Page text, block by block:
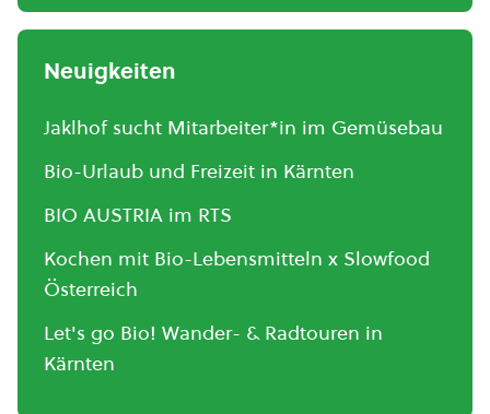
Neuigkeiten
Jaklhof sucht Mitarbeiter*in im Gemüsebau
Bio-Urlaub und Freizeit in Kärnten
BIO AUSTRIA im RTS
Kochen mit Bio-Lebensmitteln x Slowfood
Österreich
Let's go Bio! Wander- & Radtouren in
Kärnten